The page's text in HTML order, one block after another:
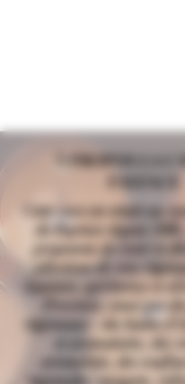
À PROPOS LA
Cette cave est située au
de Fayence depuis
proposons de venir et
sélections de vins
liqueurs, spiritueux et
Provence, ainsi que
régionaux - des huiles
et aromatisées, des
aromatisés, des